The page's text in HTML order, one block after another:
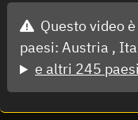
Questo video
paesi: Austria ,
e altri 245 paesi